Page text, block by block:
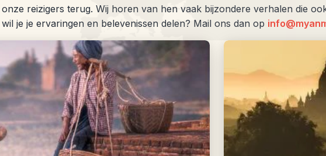
reizigers terug. Wij horen van hen vaak bijzondere verhalen die
je je ervaringen en belevenissen delen? Mail ons dan op